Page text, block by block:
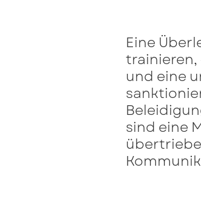
Eine
trainieren,
und eine
sind eine